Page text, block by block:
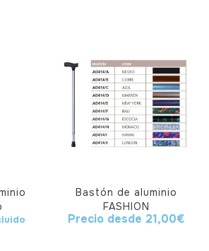
Bastón de aluminio
FASHION
Precio desde 21,00€